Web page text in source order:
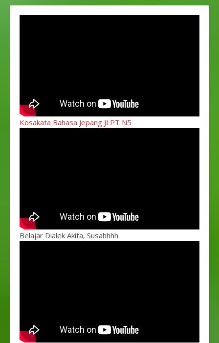
Kosakata Bahasa Jepang JLPT N5
Belajar Dialek Akita, Susahhhh